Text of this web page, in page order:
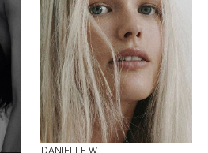
DANIELLE W.